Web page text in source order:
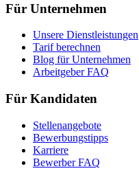
Für Unternehmen
Unsere Dienstleistungen
Tarif berechnen
Blog für Unternehmen
Arbeitgeber FAQ
Für Kandidaten
Stellenangebote
Bewerbungstipps
Karriere
Bewerber FAQ